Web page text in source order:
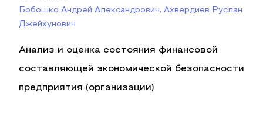
Бобошко Андрей Александрович, Ахвердиев Руслан
Джейхунович
Анализ и оценка состояния финансовой
составляющей экономической безопасности
предприятия (организации)